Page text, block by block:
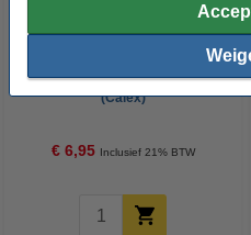
Textielsnoer zwart 300cm
(Calex)
€ 6,95 Inclusief 21% BTW